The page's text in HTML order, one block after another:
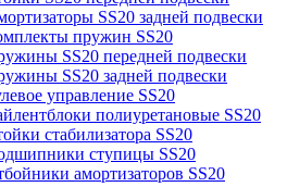
SS20 задней подвески
пружин SS20
SS20 передней подвески
SS20 задней подвески
управление SS20
полиуретановые SS20
стабилизатора SS20
ступицы SS20
амортизаторов SS20